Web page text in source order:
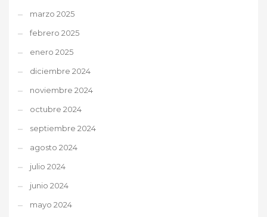
marzo 2025
febrero 2025
enero 2025
diciembre 2024
noviembre 2024
octubre 2024
septiembre 2024
agosto 2024
julio 2024
junio 2024
mayo 2024